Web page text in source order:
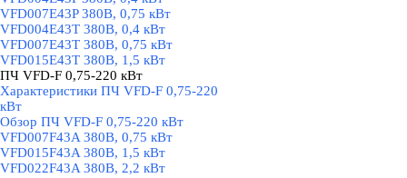
VFD007E43P 380В, 0,75 кВт
VFD004E43T 380В, 0,4 кВт
VFD007E43T 380В, 0,75 кВт
VFD015E43T 380В, 1,5 кВт
ПЧ VFD-F 0,75-220 кВт
Характеристики ПЧ VFD-F 0,75-220
кВт
Обзор ПЧ VFD-F 0,75-220 кВт
VFD007F43A 380В, 0,75 кВт
VFD015F43A 380В, 1,5 кВт
VFD022F43A 380В, 2,2 кВт